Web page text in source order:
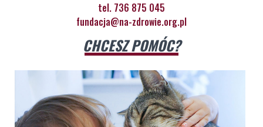
tel. 736 875 045
fundacja@na-zdrowie.org.pl
CHCESZ POMÓC?